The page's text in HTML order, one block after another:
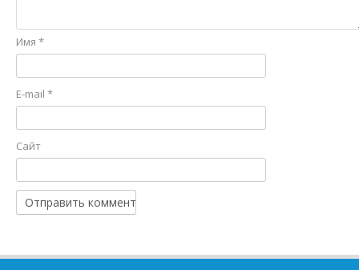
Имя *
E-mail *
Сайт